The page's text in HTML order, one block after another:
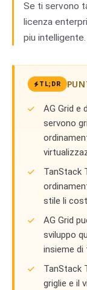
Se ti servono
licenza
piu intelligente.
TL;DR
AG Grid e
servono
TanStack
stile li
AG Grid
sviluppo
insieme di
TanStack
griglie e il